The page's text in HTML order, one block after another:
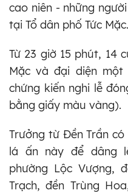
cao niên - những
tại Tổ dân phố Tức Mặc.
Từ 23 giờ 15 phút, 14
Mặc và đại diện một
chứng kiến nghi lễ
bằng giấy màu vàng).
Trưởng từ Đền Trần
lá ấn này để dâng
phường Lộc Vượng,
Trạch, đền Trùng